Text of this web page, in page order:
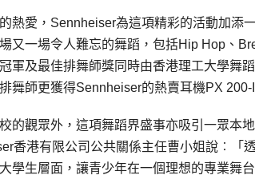
熱愛，Sennheiser為這項精彩的活動加添
又一場令人難忘的舞蹈，包括Hip Hop、
軍及最佳排舞師獎同時由香港理工大學舞
舞師更獲得Sennheiser的熱賣耳機PX 200-
的觀眾外，這項舞蹈界盛事亦吸引一眾本
香港有限公司公共關係主任曹小姐說︰「
學生層面，讓青少年在一個理想的專業舞